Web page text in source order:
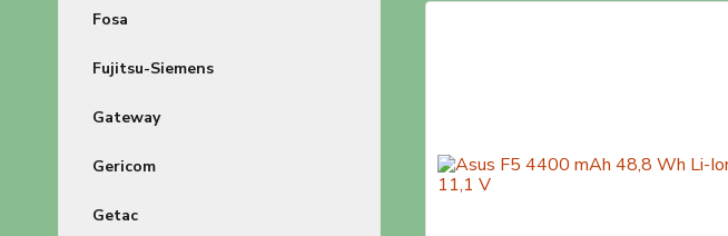
Fosa
Fujitsu-Siemens
Gateway
Gericom
Getac